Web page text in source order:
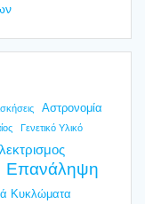
Αστρονομία
Γενετικό Υλικό
Επανάληψη
Κυκλώματα